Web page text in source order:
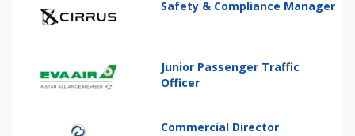
Safety & Compliance Manager
Junior Passenger Traffic
Officer
Commercial Director